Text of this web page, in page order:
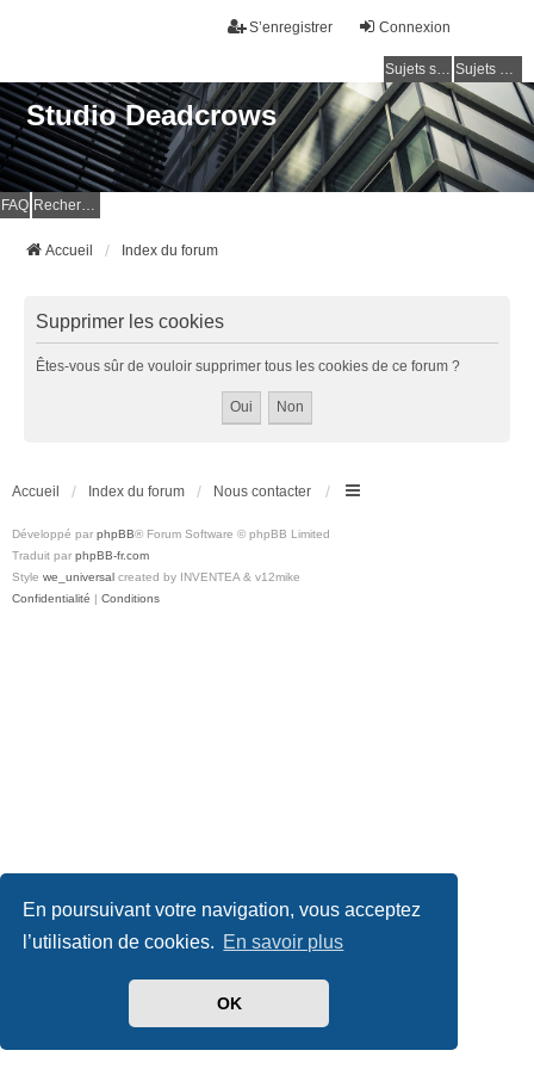
En poursuivant votre navigation, vous acceptez
l’utilisation de cookies. En savoir plus
OK
Connexion
S’enregistrer
Sujets sans réponse Sujets actifs
Studio Deadcrows
FAQ Rechercher
Accueil Index du forum
Supprimer les cookies
Êtes-vous sûr de vouloir supprimer tous les cookies de ce forum ?
Accueil Index du forum Nous contacter
Développé par phpBB® Forum Software © phpBB Limited
Traduit par phpBB-fr.com
Style we_universal created by INVENTEA & v12mike
Confidentialité | Conditions